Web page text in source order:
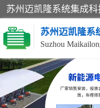
苏州迈凯隆系
非机动车充电桩